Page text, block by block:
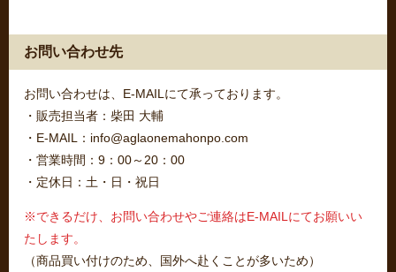
お問い合わせ先
お問い合わせは、E-MAILにて承っております。
・販売担当者：柴田 大輔
・E-MAIL：info@aglaonemahonpo.com
・営業時間：9：00～20：00
・定休日：土・日・祝日
※できるだけ、お問い合わせやご連絡はE-MAILにてお願いい
たします。
（商品買い付けのため、国外へ赴くことが多いため）